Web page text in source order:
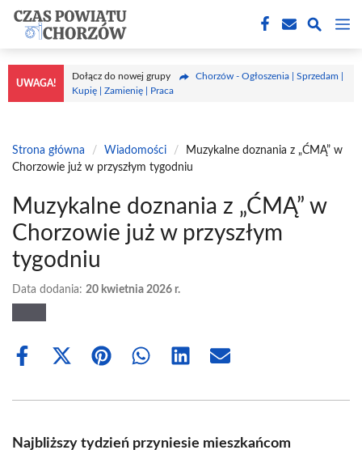
Przejdź
treści
UWAGA!
Dołącz do nowej grupy
Chorzów - Ogłoszenia | Sprzedam |
Kupię | Zamienię | Praca
Strona główna / Wiadomości /
Muzykalne doznania z „ĆMĄ” w
Chorzowie już w przyszłym tygodniu
Muzykalne doznania z „ĆMĄ” w
Chorzowie już w przyszłym
tygodniu
Data dodania: 20 kwietnia 2026 r.
Share
Share
(Twitter)
Share Share Share Share
Najbliższy tydzień przyniesie mieszkańcom